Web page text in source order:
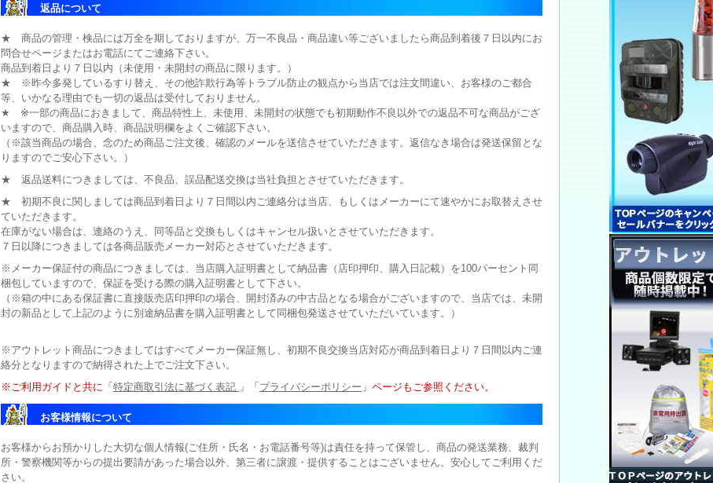
返品について
★ 商品の管理・検品には万全を期しておりますが、万一不良品・商品違い等ございましたら商品到着後７日以内にお
問合せページまたはお電話にてご連絡下さい。
商品到着日より７日以内（未使用・未開封の商品に限ります。）
★ ※昨今多発しているすり替え、その他詐欺行為等トラブル防止の観点から当店では注文間違い、お客様のご都合
等、いかなる理由でも一切の返品は受付しておりません。
★ ※一部の商品におきまして、商品特性上、未使用、未開封の状態でも初期動作不良以外での返品不可な商品がござ
いますので、商品購入時、商品説明欄をよくご確認下さい。
（※該当商品の場合、念のため商品ご注文後、確認のメールを送信させていただきます。返信なき場合は発送保留とな
りますのでご安心下さい。）
★ 返品送料につきましては、不良品、誤品配送交換は当社負担とさせていただきます。
★ 初期不良に関しましては商品到着日より７日間以内ご連絡分は当店、もしくはメーカーにて速やかにお取替えさせ
ていただきます。
在庫がない場合は、連絡のうえ、同等品と交換もしくはキャンセル扱いとさせていただきます。
７日以降につきましては各商品販売メーカー対応とさせていただきます。
※メーカー保証付の商品につきましては、当店購入証明書として納品書（店印押印、購入日記載）を100パーセント同
梱包していますので、保証を受ける際の購入証明書として下さい。
（※箱の中にある保証書に直接販売店印押印の場合、開封済みの中古品となる場合がございますので、当店では、未開
封の新品として上記のように別途納品書を購入証明書として同梱包発送させていただいています。）
※アウトレット商品につきましてはすべてメーカー保証無し、初期不良交換当店対応が商品到着日より７日間以内ご連
絡分となりますので納得された上でご注文下さい。
※ご利用ガイドと共に「 特定商取引法に基づく表記 」「 プライバシーポリシー 」ページもご参照ください。
お客様情報について
お客様からお預かりした大切な個人情報(ご住所・氏名・お電話番号等)は責任を持って保管し、商品の発送業務、裁判
所・警察機関等からの提出要請があった場合以外、第三者に譲渡・提供することはございません。安心してご利用くだ
さい。